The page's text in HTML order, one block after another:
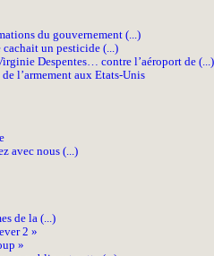
du gouvernement (...)
un pesticide (...)
Despentes… contre l’aéroport de (...)
l’armement aux Etats-Unis
avec nous (...)
de la (...)
2 »
»